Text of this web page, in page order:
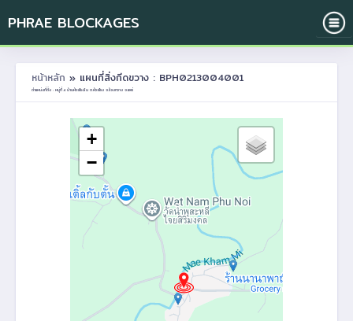
PHRAE BLOCKAGES
หน้าหลัก » แผนที่สิ่งกีดขวาง : BPH0213004001
ตำแหน่งที่ตั้ง : หมู่ที่ 4 บ้านห้วยโรงใน ต.ห้วยโรง อ.ร้องกวาง จ.แพร่
+
−